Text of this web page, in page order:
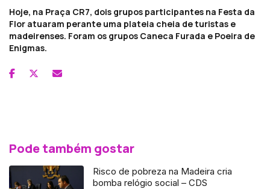
Hoje, na Praça CR7, dois grupos participantes na Festa da
Flor atuaram perante uma plateia cheia de turistas e
madeirenses. Foram os grupos Caneca Furada e Poeira de
Enigmas.
Pode também gostar
Risco de pobreza na Madeira cria
bomba relógio social – CDS